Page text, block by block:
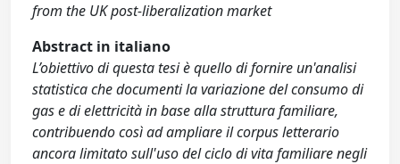
from the UK post-liberalization market
Abstract in italiano
L’obiettivo di questa tesi è quello di fornire un'analisi
statistica che documenti la variazione del consumo di
gas e di elettricità in base alla struttura familiare,
contribuendo così ad ampliare il corpus letterario
ancora limitato sull'uso del ciclo di vita familiare negli